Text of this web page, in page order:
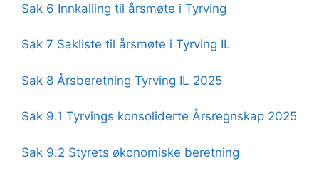
Sak 6 Innkalling til årsmøte i Tyrving
Sak 7 Sakliste til årsmøte i Tyrving IL
Sak 8 Årsberetning Tyrving IL 2025
Sak 9.1 Tyrvings konsoliderte Årsregnskap 2025
Sak 9.2 Styrets økonomiske beretning